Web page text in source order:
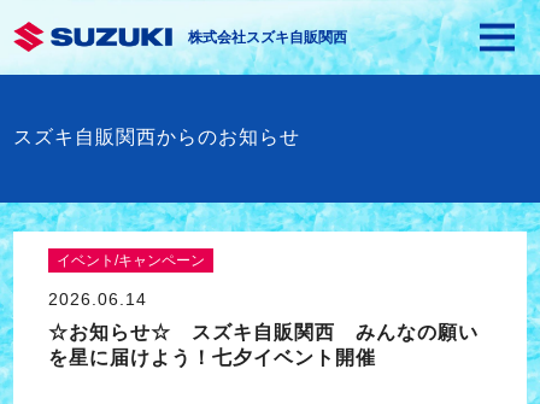
株式会社スズキ自販関西
スズキ自販関西からのお知らせ
イベント/キャンペーン
2026.06.14
☆お知らせ☆ スズキ自販関西 みんなの願い
を星に届けよう！七夕イベント開催